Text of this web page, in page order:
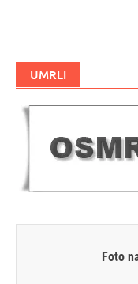
UMRLI
Foto